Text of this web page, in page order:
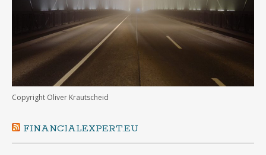
Copyright Oliver Krautscheid
FINANCIALEXPERT.EU